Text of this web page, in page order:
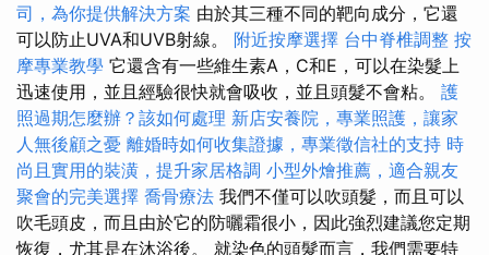
司，為你提供解決方案 由於其三種不同的靶向成分，它還
可以防止UVA和UVB射線。 附近按摩選擇 台中脊椎調整 按
摩專業教學 它還含有一些維生素A，C和E，可以在染髮上
迅速使用，並且經驗很快就會吸收，並且頭髮不會粘。 護
照過期怎麼辦？該如何處理 新店安養院，專業照護，讓家
人無後顧之憂 離婚時如何收集證據，專業徵信社的支持 時
尚且實用的裝潢，提升家居格調 小型外燴推薦，適合親友
聚會的完美選擇 喬骨療法 我們不僅可以吹頭髮，而且可以
吹毛頭皮，而且由於它的防曬霜很小，因此強烈建議您定期
恢復，尤其是在沐浴後。 就染色的頭髮而言，我們需要特